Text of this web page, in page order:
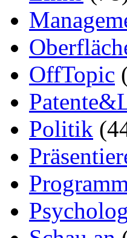
OffTopic
Politik